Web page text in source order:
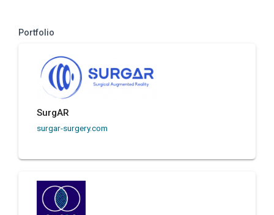
Portfolio
SurgAR
surgar-surgery.com